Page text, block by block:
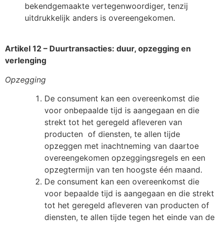
bekendgemaakte vertegenwoordiger, tenzij
uitdrukkelijk anders is overeengekomen.
Artikel 12 – Duurtransacties: duur, opzegging en
verlenging
Opzegging
De consument kan een overeenkomst die
voor onbepaalde tijd is aangegaan en die
strekt tot het geregeld afleveren van
producten of diensten, te allen tijde
opzeggen met inachtneming van daartoe
overeengekomen opzeggingsregels en een
opzegtermijn van ten hoogste één maand.
De consument kan een overeenkomst die
voor bepaalde tijd is aangegaan en die strekt
tot het geregeld afleveren van producten of
diensten, te allen tijde tegen het einde van de